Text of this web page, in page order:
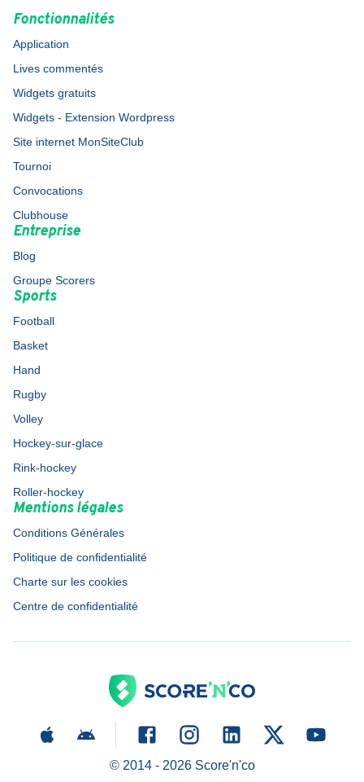
Fonctionnalités
Application
Lives commentés
Widgets gratuits
Widgets - Extension Wordpress
Site internet MonSiteClub
Tournoi
Convocations
Clubhouse
Entreprise
Blog
Groupe Scorers
Sports
Football
Basket
Hand
Rugby
Volley
Hockey-sur-glace
Rink-hockey
Roller-hockey
Mentions légales
Conditions Générales
Politique de confidentialité
Charte sur les cookies
Centre de confidentialité
© 2014 - 2026Score'n'co